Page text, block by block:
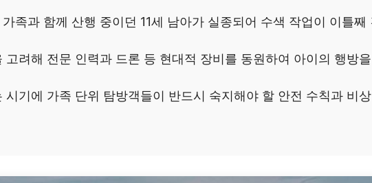
족과 함께 산행 중이던 11세 남아가 실종되어 수색 작업이 이틀째
려해 전문 인력과 드론 등 현대적 장비를 동원하여 아이의 행방을
기에 가족 단위 탐방객들이 반드시 숙지해야 할 안전 수칙과 비상